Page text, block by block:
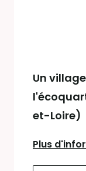
Un
et-Loire)
Plus